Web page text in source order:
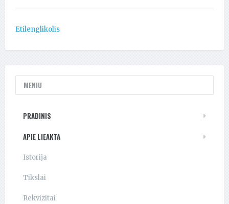
Etilenglikolis
MENIU
PRADINIS
APIE LIEAKTA
Istorija
Tikslai
Rekvizitai